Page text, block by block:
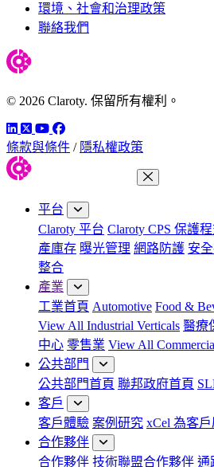
環境、社會和治理政策
聯絡我們
© 2026 Claroty. 保留所有權利。
LinkedIn
TwitterYouTube
Facebook
條款與條件 / 隱私權政策
平台
Claroty 平台 Claroty CPS 保護
產庫存 曝光管理 網路防護 安
整合
產業
工業首頁 Automotive Food &
View All Industrial Verticals 醫療
中心 零售業 View All
公共部門
公共部門首頁 聯邦政府首頁
客戶
客戶體驗 案例研究 xCel 為客
合作夥伴
合作夥伴 技術聯盟合作夥伴 通